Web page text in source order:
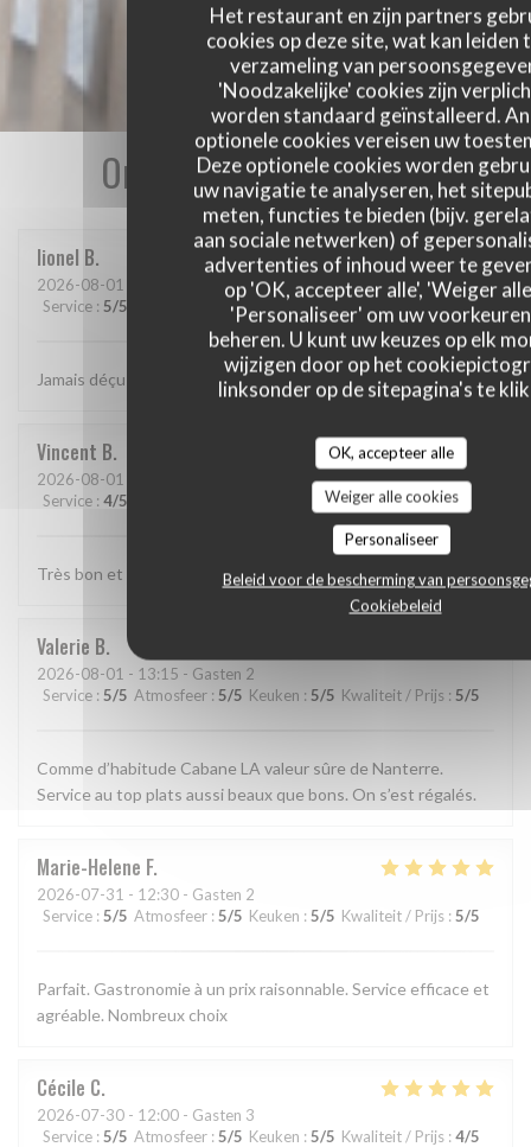
Het restaurant en zijn partners
cookies op deze site, wat kan leiden
verzameling van
'Noodzakelijke' cookies zijn
worden standaard geïnstalleerd.
optionele cookies vereisen uw
Deze optionele cookies worden
uw navigatie te analyseren, het
meten, functies te bieden (bijv.
aan sociale netwerken) of
advertenties of inhoud weer te
op 'OK, accepteer alle', 'Weiger
'Personaliseer' om uw
beheren. U kunt uw keuzes op elk
wijzigen door op het
linksonder op de sitepagina's te
OK, accepteer alle
Weiger alle cookies
Personaliseer
Beleid voor de bescherming van
Cookiebeleid
Onze gastbeoordelingen
lionel B
2026-08-01
- 20:15 - Gasten 2
Service : 5/5 /5 Keuken 5 Kwaliteit / Prijs /5
Jamais déçu chez cabane.. jf Bury et ses lutins sont au top..
Vincent B
2026-08-01
Service : 4/5 /5 Kwaliteit / Prijs:5
Très bon et très bien presenté
Valerie B
2026-08-01 - 13:15 - Gasten 2
Service : 5/5 Atmosfeer : 5/5 Keuken : 5/5 Kwaliteit / Prijs : 5/5
Comme d’habitude Cabane LA valeur sûre de Nanterre.
Service au top plats aussi beaux que bons. On s’est régalés.
Marie-Helene F
2026-07-31 - 12:30 - Gasten 2
Service : 5/5 Atmosfeer : 5/5 Keuken : 5/5 Kwaliteit / Prijs : 5/5
Parfait. Gastronomie à un prix raisonnable. Service efficace et
agréable. Nombreux choix
Cécile C
2026-07-30 - 12:00 - Gasten 3
Service : 5/5 Atmosfeer : 5/5 Keuken : 5/5 Kwaliteit / Prijs : 4/5